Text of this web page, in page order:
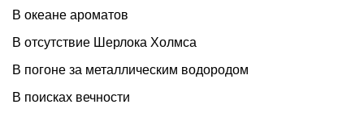
В океане ароматов
В отсутствие Шерлока Холмса
В погоне за металлическим водородом
В поисках вечности